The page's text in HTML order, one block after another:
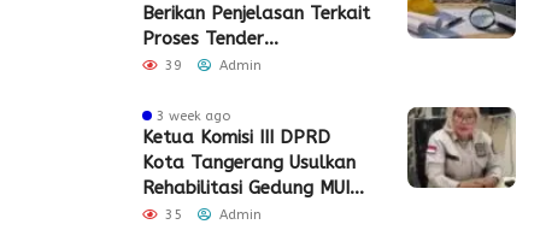
Berikan Penjelasan Terkait
Proses Tender
Pembangunan Eks Pabrik
39 Admin
3 week ago
Ketua Komisi III DPRD
Kota Tangerang Usulkan
Rehabilitasi Gedung MUI
Periuk
35 Admin